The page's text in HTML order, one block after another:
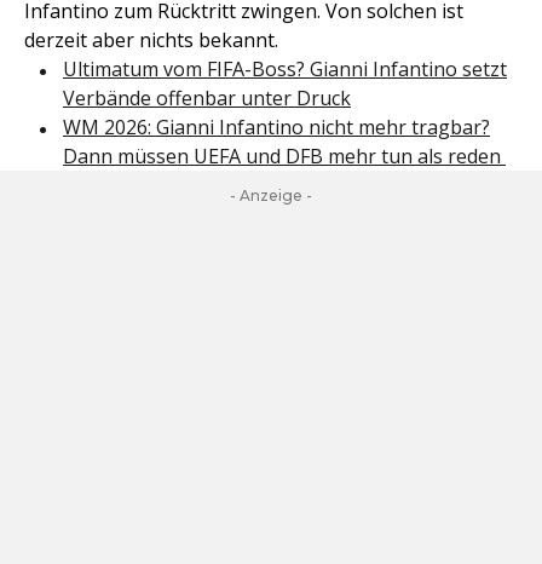
Infantino zum Rücktritt zwingen. Von solchen ist
derzeit aber nichts bekannt.
Ultimatum vom FIFA-Boss? Gianni Infantino setzt
Verbände offenbar unter Druck
WM 2026: Gianni Infantino nicht mehr tragbar?
Dann müssen UEFA und DFB mehr tun als reden
- Anzeige -